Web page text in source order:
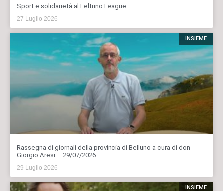
Sport e solidarietà al Feltrino League
27 Luglio 2026
INSIEME
Rassegna di giornali della provincia di Belluno a cura di don
Giorgio Aresi – 29/07/2026
29 Luglio 2026
INSIEME